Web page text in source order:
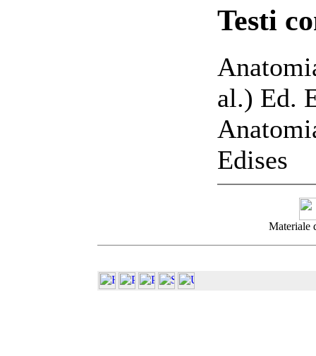
Testi
al.) Ed.
Edises
Materiale